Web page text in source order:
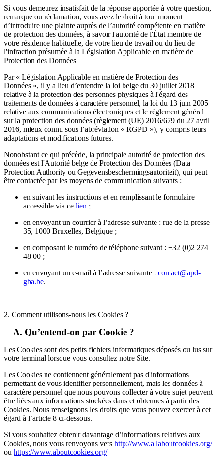
Si vous demeurez insatisfait de la réponse apportée à votre question,
remarque ou réclamation, vous avez le droit à tout moment
d’introduire une plainte auprès de l’autorité compétente en matière
de protection des données, à savoir l'autorité de l'État membre de
votre résidence habituelle, de votre lieu de travail ou du lieu de
l'infraction présumée à la Législation Applicable en matière de
Protection des Données.
Par « Législation Applicable en matière de Protection des
Données », il y a lieu d’entendre la loi belge du 30 juillet 2018
relative à la protection des personnes physiques à l'égard des
traitements de données à caractère personnel, la loi du 13 juin 2005
relative aux communications électroniques et le règlement général
sur la protection des données (règlement (UE) 2016/679 du 27 avril
2016, mieux connu sous l’abréviation « RGPD »), y compris leurs
adaptations et modifications futures.
Nonobstant ce qui précède, la principale autorité de protection des
données est l'Autorité belge de Protection des Données (Data
Protection Authority ou Gegevensbeschermingsautoriteit), qui peut
être contactée par les moyens de communication suivants :
en suivant les instructions et en remplissant le formulaire
accessible via ce lien ;
en envoyant un courrier à l’adresse suivante : rue de la presse
35, 1000 Bruxelles, Belgique ;
en composant le numéro de téléphone suivant : +32 (0)2 274
48 00 ;
en envoyant un e-mail à l’adresse suivante : contact@apd-
gba.be.
2. Comment utilisons-nous les Cookies ?
A. Qu’entend-on par Cookie ?
Les Cookies sont des petits fichiers informatiques déposés ou lus sur
votre terminal lorsque vous consultez notre Site.
Les Cookies ne contiennent généralement pas d'informations
permettant de vous identifier personnellement, mais les données à
caractère personnel que nous pouvons collecter à votre sujet peuvent
être liées aux informations stockées dans et obtenues à partir des
Cookies. Nous renseignons les droits que vous pouvez exercer à cet
égard à l’article 8 ci-dessous.
Si vous souhaitez obtenir davantage d’informations relatives aux
Cookies, nous vous renvoyons vers http://www.allaboutcookies.org/
ou https://www.aboutcookies.org/.